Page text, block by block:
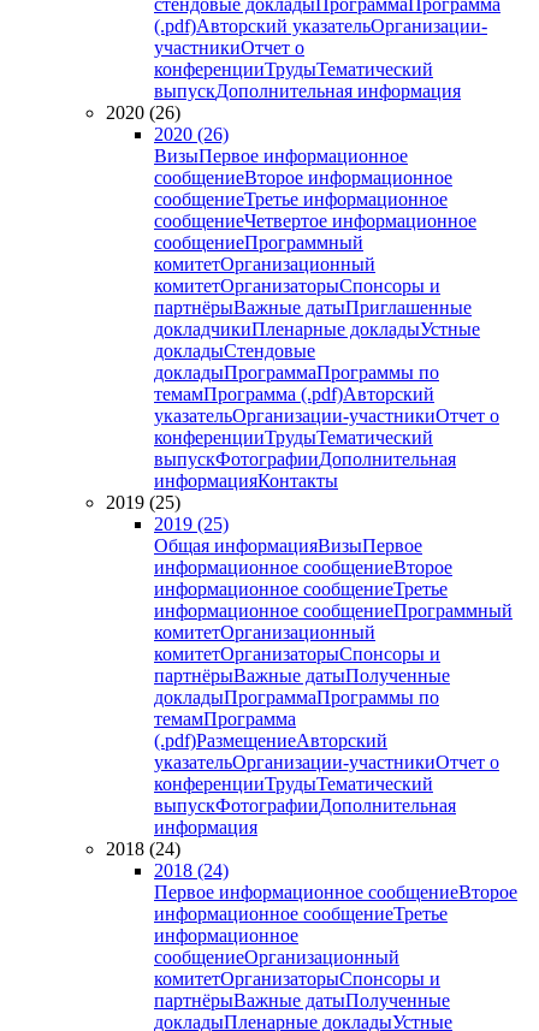
стендовые докладыПрограммаПрограмма
(.pdf)Авторский указательОрганизации-
участникиОтчет о
конференцииТрудыТематический
выпускДополнительная информация
2020 (26)
2020 (26)
ВизыПервое информационное
сообщениеВторое информационное
сообщениеТретье информационное
сообщениеЧетвертое информационное
сообщениеПрограммный
комитетОрганизационный
комитетОрганизаторыСпонсоры и
партнёрыВажные датыПриглашенные
докладчикиПленарные докладыУстные
докладыСтендовые
докладыПрограммаПрограммы по
темамПрограмма (.pdf)Авторский
указательОрганизации-участникиОтчет о
конференцииТрудыТематический
выпускФотографииДополнительная
информацияКонтакты
2019 (25)
2019 (25)
Общая информацияВизыПервое
информационное сообщениеВторое
информационное сообщениеТретье
информационное сообщениеПрограммный
комитетОрганизационный
комитетОрганизаторыСпонсоры и
партнёрыВажные датыПолученные
докладыПрограммаПрограммы по
темамПрограмма
(.pdf)РазмещениеАвторский
указательОрганизации-участникиОтчет о
конференцииТрудыТематический
выпускФотографииДополнительная
информация
2018 (24)
2018 (24)
Первое информационное сообщениеВторое
информационное сообщениеТретье
информационное
сообщениеОрганизационный
комитетОрганизаторыСпонсоры и
партнёрыВажные датыПолученные
докладыПленарные докладыУстные